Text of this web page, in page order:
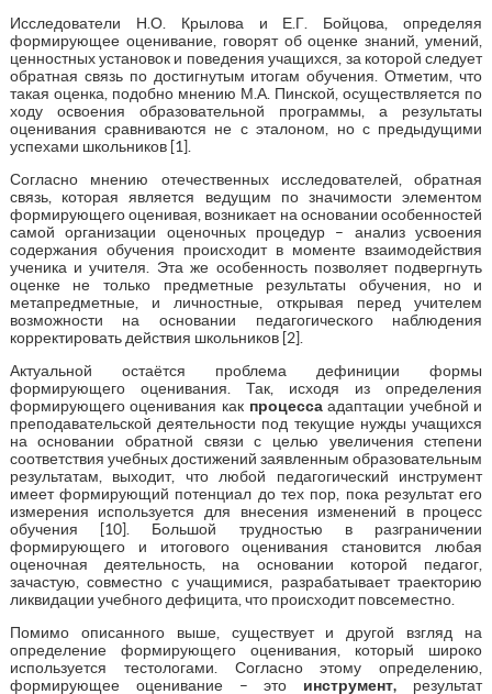
Исследователи Н.О. Крылова и Е.Г. Бойцова, определяя
формирующее оценивание, говорят об оценке знаний, умений,
ценностных установок и поведения учащихся, за которой следует
обратная связь по достигнутым итогам обучения. Отметим, что
такая оценка, подобно мнению М.А. Пинской, осуществляется по
ходу освоения образовательной программы, а результаты
оценивания сравниваются не с эталоном, но с предыдущими
успехами школьников [1].
Согласно мнению отечественных исследователей, обратная
связь, которая является ведущим по значимости элементом
формирующего оценивая, возникает на основании особенностей
самой организации оценочных процедур – анализ усвоения
содержания обучения происходит в моменте взаимодействия
ученика и учителя. Эта же особенность позволяет подвергнуть
оценке не только предметные результаты обучения, но и
метапредметные, и личностные, открывая перед учителем
возможности на основании педагогического наблюдения
корректировать действия школьников [2].
Актуальной остаётся проблема дефиниции формы
формирующего оценивания. Так, исходя из определения
формирующего оценивания как процессаадаптации учебной и
преподавательской деятельности под текущие нужды учащихся
на основании обратной связи с целью увеличения степени
соответствия учебных достижений заявленным образовательным
результатам, выходит, что любой педагогический инструмент
имеет формирующий потенциал до тех пор, пока результат его
измерения используется для внесения изменений в процесс
обучения [10]. Большой трудностью в разграничении
формирующего и итогового оценивания становится любая
оценочная деятельность, на основании которой педагог,
зачастую, совместно с учащимися, разрабатывает траекторию
ликвидации учебного дефицита, что происходит повсеместно.
Помимо описанного выше, существует и другой взгляд на
определение формирующего оценивания, который широко
используется тестологами. Согласно этому определению,
формирующее оценивание – это инструмент, результат